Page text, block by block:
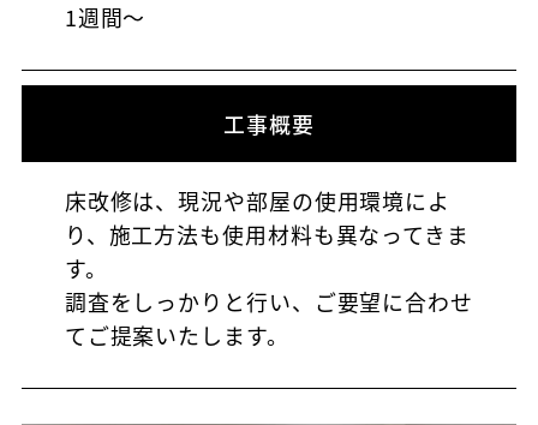
1週間～
工事概要
床改修は、現況や部屋の使用環境によ
り、施工方法も使用材料も異なってきま
す。
調査をしっかりと行い、ご要望に合わせ
てご提案いたします。